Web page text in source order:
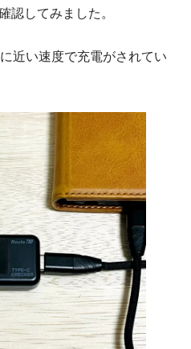
認してみました。
近い速度で充電がされてい